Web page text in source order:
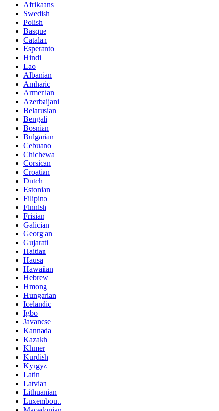
Afrikaans
Swedish
Polish
Basque
Catalan
Esperanto
Hindi
Lao
Albanian
Amharic
Armenian
Azerbaijani
Belarusian
Bengali
Bosnian
Bulgarian
Cebuano
Chichewa
Corsican
Croatian
Dutch
Estonian
Filipino
Finnish
Frisian
Galician
Georgian
Gujarati
Haitian
Hausa
Hawaiian
Hebrew
Hmong
Hungarian
Icelandic
Igbo
Javanese
Kannada
Kazakh
Khmer
Kurdish
Kyrgyz
Latin
Latvian
Lithuanian
Luxembou..